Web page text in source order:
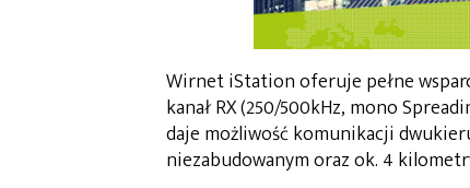
Wirnet iStation oferuje pełne
kanał RX (250/500kHz, mono
daje możliwość komunikacji
niezabudowanym oraz ok. 4